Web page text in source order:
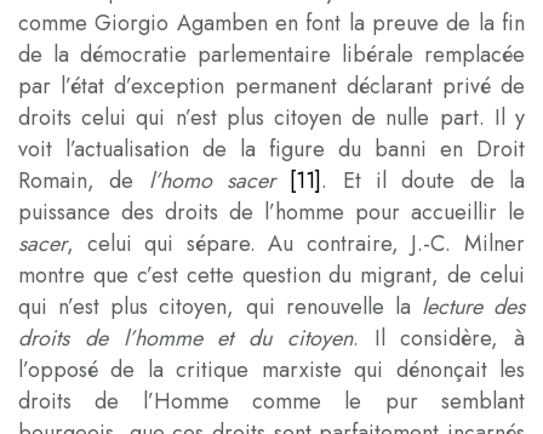
comme Giorgio Agamben en font la preuve de la fin
de la démocratie parlementaire libérale remplacée
par l’état d’exception permanent déclarant privé de
droits celui qui n’est plus citoyen de nulle part. Il y
voit l’actualisation de la figure du banni en Droit
Romain, de l’homo sacer [11]. Et il doute de la
puissance des droits de l’homme pour accueillir le
sacer, celui qui sépare. Au contraire, J.-C. Milner
montre que c’est cette question du migrant, de celui
qui n’est plus citoyen, qui renouvelle la lecture des
droits de l’homme et du citoyen. Il considère, à
l’opposé de la critique marxiste qui dénonçait les
droits de l’Homme comme le pur semblant